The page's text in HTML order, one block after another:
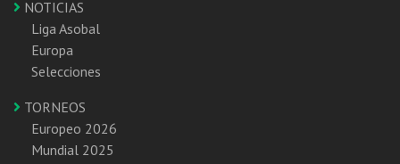
NOTICIAS
Liga Asobal
Europa
Selecciones
TORNEOS
Europeo 2026
Mundial 2025